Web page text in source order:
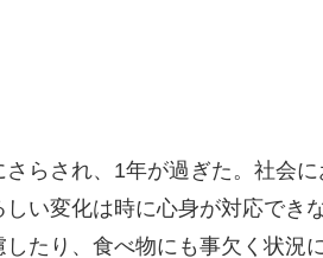
らされ、1年が過ぎた。社会
い変化は時に心身が対応でき
たり、食べ物にも事欠く状況